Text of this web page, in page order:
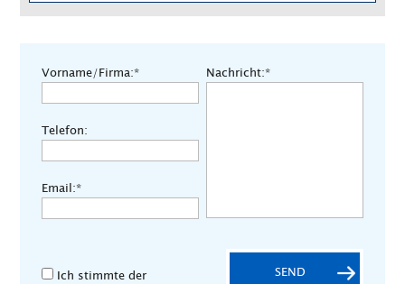
Vorname/Firma:*
Telefon:
Email:*
Nachricht:*
Ich stimmte der SEND